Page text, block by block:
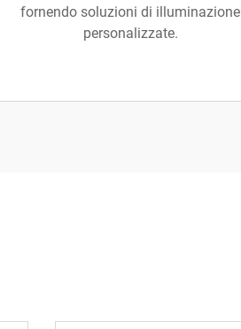
fornendo soluzioni di illuminazione
personalizzate.